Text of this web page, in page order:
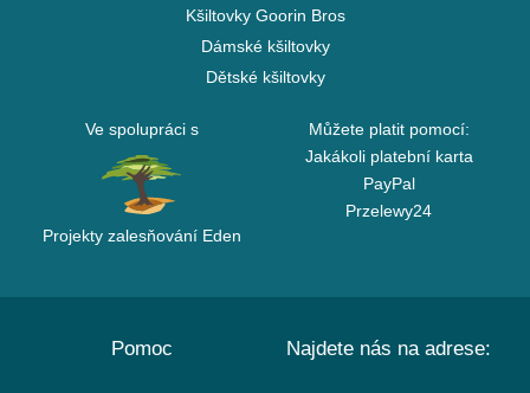
Kšiltovky Goorin Bros
Dámské kšiltovky
Dětské kšiltovky
Ve spolupráci s
Projekty zalesňování Eden
Můžete platit pomocí:
Jakákoli platební karta
PayPal
Przelewy24
Pomoc Najdete nás na adrese: